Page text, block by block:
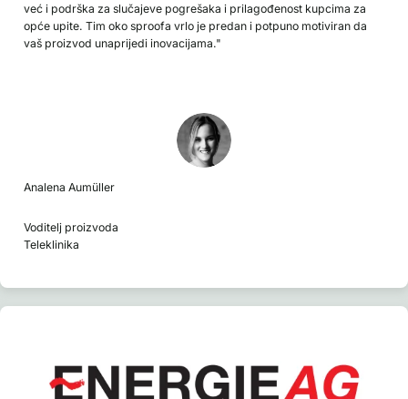
već i podrška za slučajeve pogrešaka i prilagođenost kupcima za
opće upite. Tim oko sproofa vrlo je predan i potpuno motiviran da
vaš proizvod unaprijedi inovacijama."
Analena Aumüller
Voditelj proizvoda
Teleklinika